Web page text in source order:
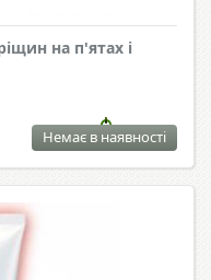
на п'ятах і
Немає в наявності